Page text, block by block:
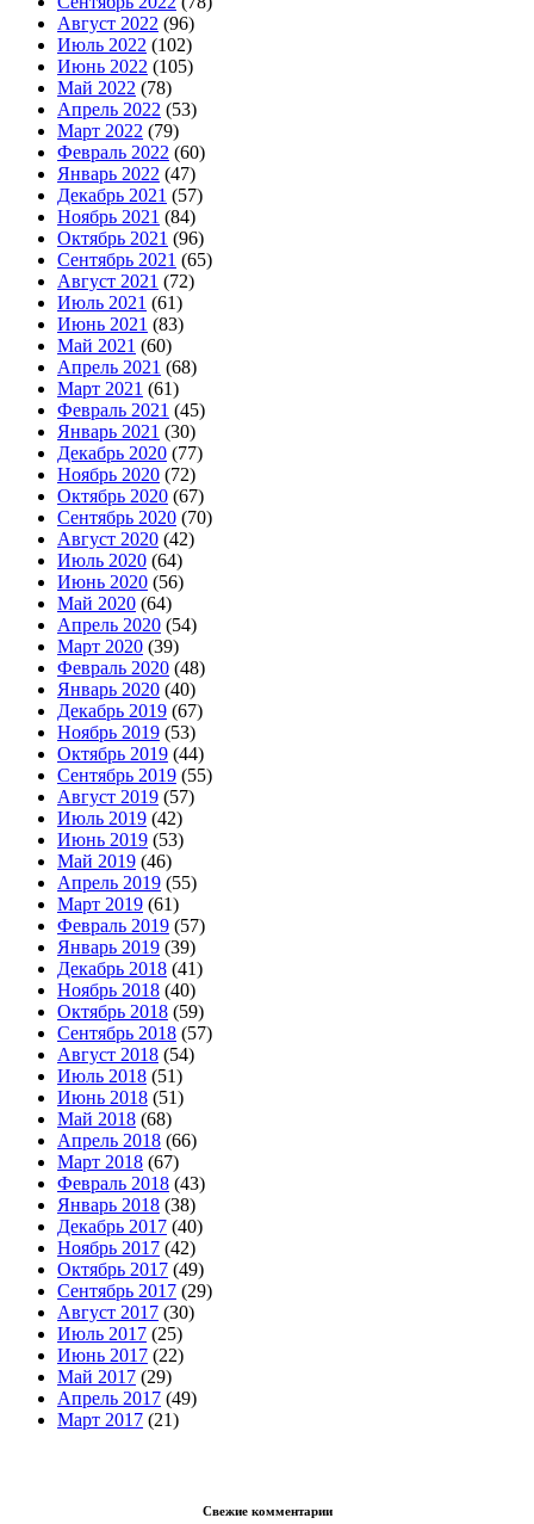
Август 2022 (96)
Июль 2022 (102)
Июнь 2022 (105)
Май 2022 (78)
Апрель 2022 (53)
Март 2022 (79)
Февраль 2022 (60)
Январь 2022 (47)
Декабрь 2021 (57)
Ноябрь 2021 (84)
Октябрь 2021 (96)
Сентябрь 2021 (65)
Август 2021 (72)
Июль 2021 (61)
Июнь 2021 (83)
Май 2021 (60)
Апрель 2021 (68)
Март 2021 (61)
Февраль 2021 (45)
Январь 2021 (30)
Декабрь 2020 (77)
Ноябрь 2020 (72)
Октябрь 2020 (67)
Сентябрь 2020 (70)
Август 2020 (42)
Июль 2020 (64)
Июнь 2020 (56)
Май 2020 (64)
Апрель 2020 (54)
Март 2020 (39)
Февраль 2020 (48)
Январь 2020 (40)
Декабрь 2019 (67)
Ноябрь 2019 (53)
Октябрь 2019 (44)
Сентябрь 2019 (55)
Август 2019 (57)
Июль 2019 (42)
Июнь 2019 (53)
Май 2019 (46)
Апрель 2019 (55)
Март 2019 (61)
Февраль 2019 (57)
Январь 2019 (39)
Декабрь 2018 (41)
Ноябрь 2018 (40)
Октябрь 2018 (59)
Сентябрь 2018 (57)
Август 2018 (54)
Июль 2018 (51)
Июнь 2018 (51)
Май 2018 (68)
Апрель 2018 (66)
Март 2018 (67)
Февраль 2018 (43)
Январь 2018 (38)
Декабрь 2017 (40)
Ноябрь 2017 (42)
Октябрь 2017 (49)
Сентябрь 2017 (29)
Август 2017 (30)
Июль 2017 (25)
Июнь 2017 (22)
Май 2017 (29)
Апрель 2017 (49)
Март 2017 (21)
Свежие комментарии